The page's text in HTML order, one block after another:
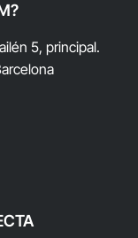
5, principal.